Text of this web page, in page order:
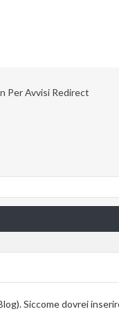
Per Avvisi Redirect
Siccome dovrei